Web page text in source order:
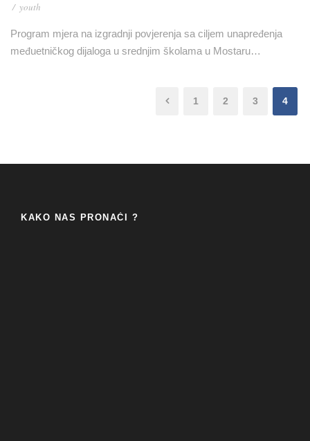
/ youth
Program mjera na izgradnji povjerenja sa ciljem unapređenja
međuetničkog dijaloga u srednjim školama u Mostaru…
1 2 3 4
KAKO NAS PRONAĆI ?